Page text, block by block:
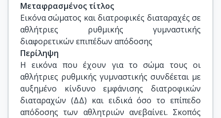
Μεταφρασμένος τίτλος
Εικόνα σώματος και διατροφικές διαταραχές σε
αθλήτριες ρυθμικής γυμναστικής
διαφορετικών επιπέδων απόδοσης
Περίληψη
Η εικόνα που έχουν για το σώμα τους οι
αθλήτριες ρυθμικής γυμναστικής συνδέεται με
αυξημένο κίνδυνο εμφάνισης διατροφικών
διαταραχών (ΔΔ) και ειδικά όσο το επίπεδο
απόδοσης των αθλητριών ανεβαίνει. Σκοπός